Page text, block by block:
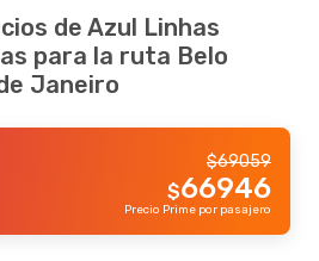
de Azul Linhas
para la ruta Belo
Janeiro
69059
$
66946
$
Precio Prime por pasajero